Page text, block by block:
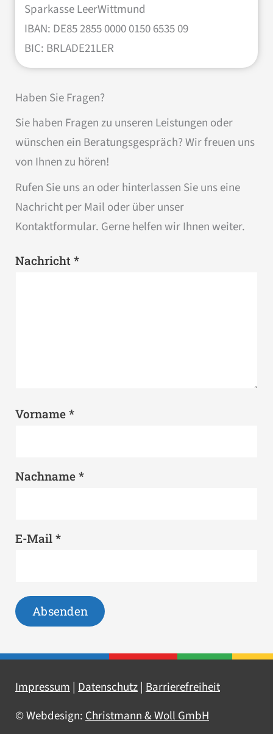
Sparkasse LeerWittmund
IBAN: DE85 2855 0000 0150 6535 09
BIC: BRLADE21LER
Haben Sie Fragen?
Sie haben Fragen zu unseren Leistungen oder
wünschen ein Beratungsgespräch? Wir freuen uns
von Ihnen zu hören!
Rufen Sie uns an oder hinterlassen Sie uns eine
Nachricht per Mail oder über unser
Kontaktformular. Gerne helfen wir Ihnen weiter.
Nachricht *
Vorname *
Nachname *
E-Mail *
Impressum| Datenschutz| Barrierefreiheit
© Webdesign:Christmann & Woll GmbH